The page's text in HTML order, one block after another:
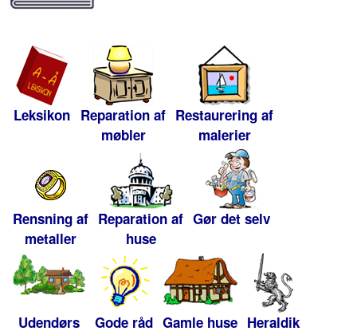
Leksikon Reparation af
møbler
Restaurering af
malerier
Rensning af
metaller
Reparation af
huse
Gør det selv
Udendørs Gode råd Gamle huse Heraldik